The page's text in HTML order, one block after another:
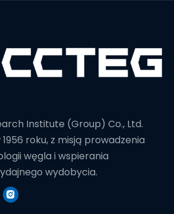
Institute (Group) Co., Ltd.
1956 roku, z misją prowadzenia
węgla i wspierania
wydobycia.